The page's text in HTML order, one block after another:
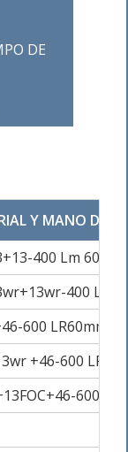
DE
Y MANO DE
400 Lm 60mm
400 Lm
600 LR60mm
+46-600
600